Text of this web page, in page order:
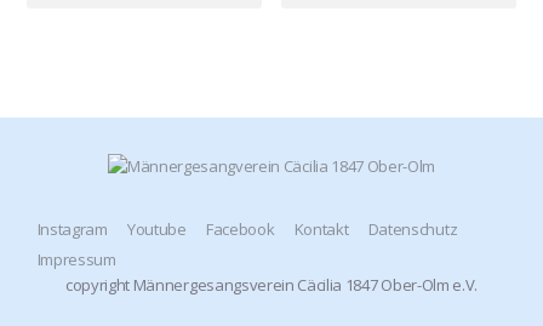
Instagram Youtube Facebook Kontakt
Datenschutz
Impressum
copyright Männergesangsverein Cäcilia 1847 Ober-Olm e.V.